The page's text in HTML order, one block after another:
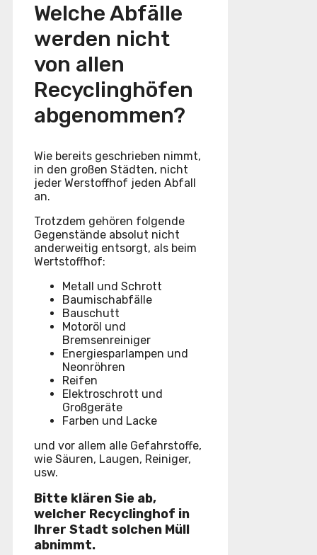
Welche Abfälle
werden nicht
von allen
Recyclinghöfen
abgenommen?
Wie bereits geschrieben nimmt,
in den großen Städten, nicht
jeder Werstoffhof jeden Abfall
an.
Trotzdem gehören folgende
Gegenstände absolut nicht
anderweitig entsorgt, als beim
Wertstoffhof:
Metall und Schrott
Baumischabfälle
Bauschutt
Motoröl und
Bremsenreiniger
Energiesparlampen und
Neonröhren
Reifen
Elektroschrott und
Großgeräte
Farben und Lacke
und vor allem alle Gefahrstoffe,
wie Säuren, Laugen, Reiniger,
usw.
Bitte klären Sie ab,
welcher Recyclinghof in
Ihrer Stadt solchen Müll
abnimmt.